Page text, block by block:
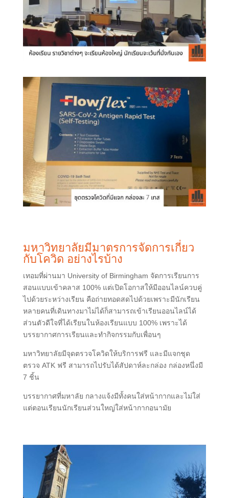
มหาวิทยาลัยมีมาตรการจัดการเกี่ยว
กับโควิด อย่างไรบ้าง
เทอมที่ผ่านมา University of Birmingham จัดการเรียนการ
สอนแบบเข้าคลาส 100% แต่เปิดโอกาสให้มีออนไลน์ควบคู่
ไปด้วยระหว่างเรียน คือถ่ายทอดสดไปด้วยเพราะมีนักเรียน
หลายคนที่เดินทางมาไม่ได้ก็สามารถเข้าเรียนออนไลน์ได้
ส่วนตัวดีใจที่ได้เรียนในห้องเรียนแบบ 100% เพราะได้
บรรยากาศการเรียนและทำกิจกรรมกับเพื่อนๆ
มหาวิทยาลัยมีจุดตรวจโควิดให้บริการฟรี และมีแจกชุด
ตรวจ ATK ฟรี สามารถไปรับได้สัปดาห์ละกล่อง กล่องหนึ่งมี
7 ชิ้น
บรรยากาศที่มหาลัย กลางแจ้งมีทั้งคนใส่หน้ากากและไม่ใส่
แต่ตอนเรียนนักเรียนส่วนใหญ่ใส่หน้ากากอนามัย